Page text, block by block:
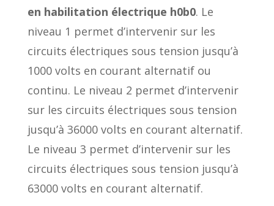
en habilitation électrique h0b0. Le
niveau 1 permet d’intervenir sur les
circuits électriques sous tension jusqu’à
1000 volts en courant alternatif ou
continu. Le niveau 2 permet d’intervenir
sur les circuits électriques sous tension
jusqu’à 36000 volts en courant alternatif.
Le niveau 3 permet d’intervenir sur les
circuits électriques sous tension jusqu’à
63000 volts en courant alternatif.